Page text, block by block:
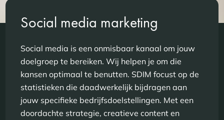
Social media marketing
Social media is een onmisbaar kanaal om jouw
doelgroep te bereiken. Wij helpen je om die
kansen optimaal te benutten. SDIM focust op de
statistieken die daadwerkelijk bijdragen aan
jouw specifieke bedrijfsdoelstellingen. Met een
doordachte strategie, creatieve content en